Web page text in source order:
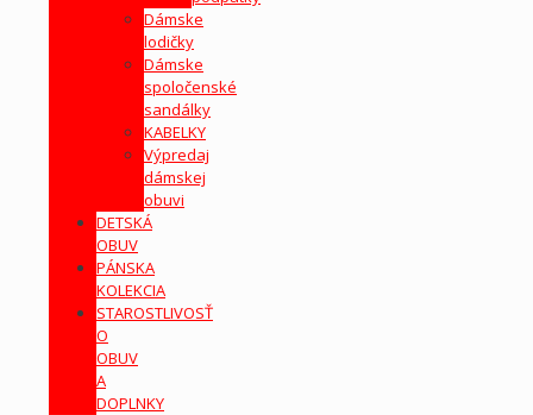
Dámske
lodičky
Dámske
spoločenské
sandálky
KABELKY
Výpredaj
dámskej
obuvi
DETSKÁ
OBUV
PÁNSKA
KOLEKCIA
STAROSTLIVOSŤ
O
OBUV
A
DOPLNKY